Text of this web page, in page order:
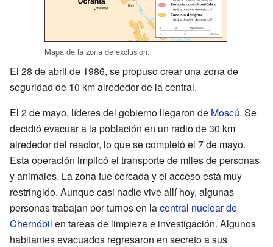
Mapa de la zona de exclusión.
El 28 de abril de 1986, se propuso crear una zona de
seguridad de 10 km alrededor de la central.
El 2 de mayo, líderes del gobierno llegaron de Moscú. Se
decidió evacuar a la población en un radio de 30 km
alrededor del reactor, lo que se completó el 7 de mayo.
Esta operación implicó el transporte de miles de personas
y animales. La zona fue cercada y el acceso está muy
restringido. Aunque casi nadie vive allí hoy, algunas
personas trabajan por turnos en lacentral nuclear de
Chernóbil en tareas de limpieza e investigación. Algunos
habitantes evacuados regresaron en secreto a sus